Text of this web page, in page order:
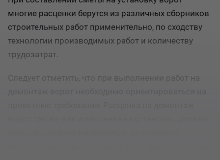
многие расценки берутся из различных сборников
строительных работ применительно, по сходству
технологии производимых работ и количеству
трудозатрат.
Следует отметить, что при выполнении работ на